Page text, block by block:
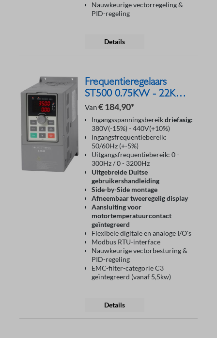
Nauwkeurige vectorregeling &
PID-regeling
Details
Frequentieregelaars
ST500 0.75KW - 22KW
400V
Van€ 184,90*
Ingangsspanningsbereikdriefasig:
380V(-15%) - 440V(+10%)
Ingangsfrequentiebereik:
50/60Hz (+-5%)
Uitgangsfrequentiebereik: 0 -
300Hz / 0 - 3200Hz
Uitgebreide Duitse
gebruikershandleiding
Side-by-Side montage
Afneembaar tweeregelig display
Aansluiting voor
motortemperatuurcontact
geïntegreerd
Flexibele digitale en analoge I/O's
Modbus RTU-interface
Nauwkeurige vectorbesturing &
PID-regeling
EMC-filter-categorie C3
geïntegreerd (vanaf 5,5kw)
Details